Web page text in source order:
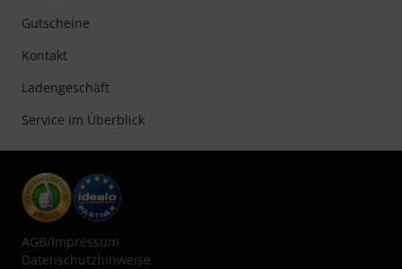
Gutscheine
Kontakt
Ladengeschäft
Service im Überblick
AGB/Impressum
Datenschutzhinweise